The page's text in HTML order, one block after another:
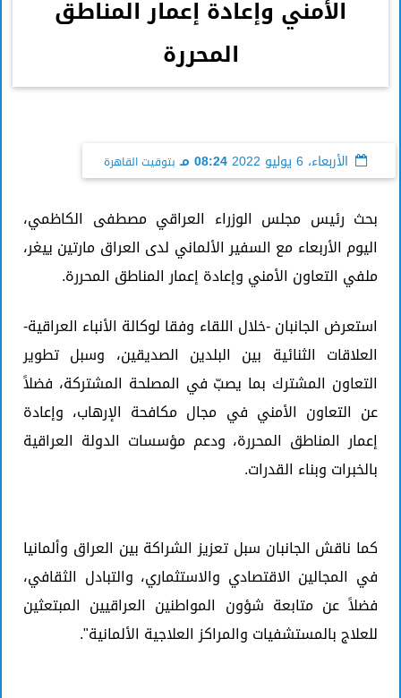
الأمني وإعادة إعمار المناطق
المحررة
الأربعاء، 6 يوليو 2022 08:24 مـ بتوقيت القاهرة
بحث رئيس مجلس الوزراء العراقي مصطفى الكاظمي،
اليوم الأربعاء مع السفير الألماني لدى العراق مارتين ييغر،
ملفي التعاون الأمني وإعادة إعمار المناطق المحررة.
استعرض الجانبان -خلال اللقاء وفقا لوكالة الأنباء العراقية-
العلاقات الثنائية بين البلدين الصديقين، وسبل تطوير
التعاون المشترك بما يصبّ في المصلحة المشتركة، فضلاً
عن التعاون الأمني في مجال مكافحة الإرهاب، وإعادة
إعمار المناطق المحررة، ودعم مؤسسات الدولة العراقية
بالخبرات وبناء القدرات.
كما ناقش الجانبان سبل تعزيز الشراكة بين العراق وألمانيا
في المجالين الاقتصادي والاستثماري، والتبادل الثقافي،
فضلاً عن متابعة شؤون المواطنين العراقيين المبتعثين
للعلاج بالمستشفيات والمراكز العلاجية الألمانية".